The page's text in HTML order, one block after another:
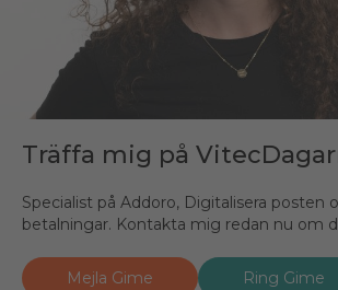
Träffa mig på
Specialist på Addoro, Digitalisera posten
betalningar. Kontakta mig redan nu om
Mejla Gime Ring Gime